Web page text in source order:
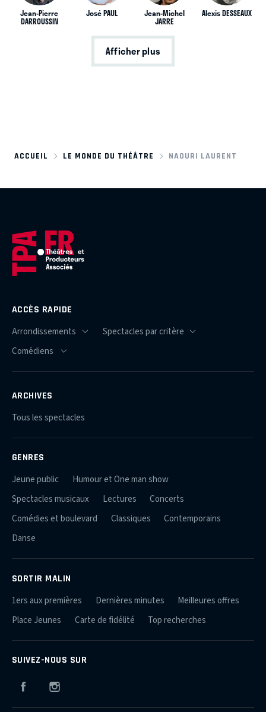
Jean-Pierre
DARROUSSIN
José PAUL Jean-Michel
JARRE
Alexis DESSEAUX
Afficher plus
ACCUEIL LE MONDE DU THÉÂTRE NAOURI LAURENT
ACCÈS RAPIDE
ARCHIVES
Tous les spectacles
GENRES
Jeune public
Humour et One man show
Spectacles musicaux
Lectures
Concerts
Comédies et boulevard
Classiques
Contemporains
Danse
SORTIR MALIN
1ers aux premières Dernières minutes
Meilleures offres
Place Jeunes
Carte de fidélité Top recherches
SUIVEZ-NOUS SUR
Facebook